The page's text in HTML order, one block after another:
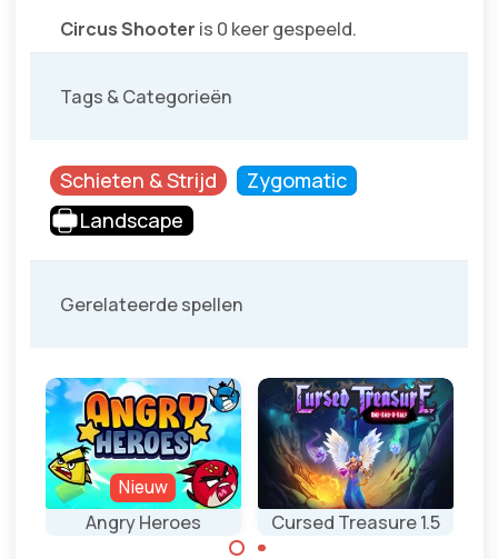
Circus Shooter is 0 keer gespeeld.
Tags & Categorieën
Schieten & Strijd
Zygomatic
Landscape
Gerelateerde spellen
Angry Heroes
Nieuw
Cursed Treasure 1.5